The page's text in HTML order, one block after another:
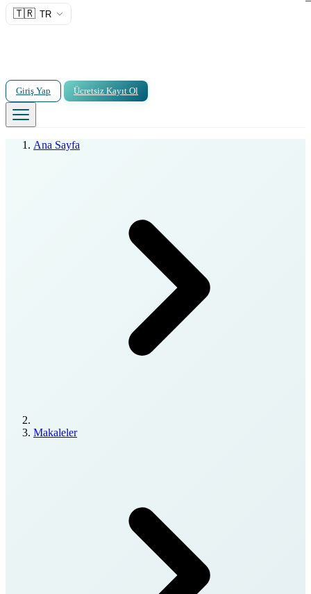
🇹🇷 TR
Giriş Yap Ücretsiz Kayıt Ol
Ana Sayfa
Makaleler